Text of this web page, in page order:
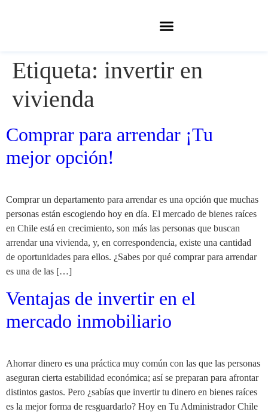
Etiqueta: invertir en
vivienda
Comprar para arrendar ¡Tu
mejor opción!
Comprar un departamento para arrendar es una opción que muchas
personas están escogiendo hoy en día. El mercado de bienes raíces
en Chile está en crecimiento, son más las personas que buscan
arrendar una vivienda, y, en correspondencia, existe una cantidad
de oportunidades para ellos. ¿Sabes por qué comprar para arrendar
es una de las […]
Ventajas de invertir en el
mercado inmobiliario
Ahorrar dinero es una práctica muy común con las que las personas
aseguran cierta estabilidad económica; así se preparan para afrontar
distintos gastos. Pero ¿sabías que invertir tu dinero en bienes raíces
es la mejor forma de resguardarlo? Hoy en Tu Administrador Chile